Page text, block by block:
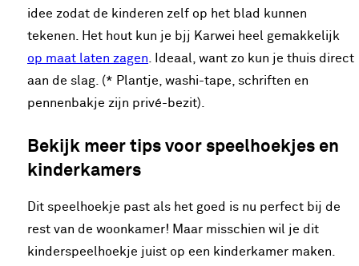
idee zodat de kinderen zelf op het blad kunnen
tekenen. Het hout kun je bjj Karwei heel gemakkelijk
op maat laten zagen . Ideaal, want zo kun je thuis direct
aan de slag. (* Plantje, washi-tape, schriften en
pennenbakje zijn privé-bezit).
Bekijk meer tips voor speelhoekjes en
kinderkamers
Dit speelhoekje past als het goed is nu perfect bij de
rest van de woonkamer! Maar misschien wil je dit
kinderspeelhoekje juist op een kinderkamer maken.